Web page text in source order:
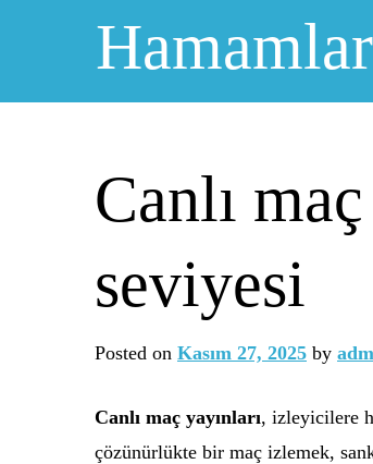
Hamamlar
Canlı
seviyesi
Posted on Kasım 27, 2025 by
Canlı maç yayınları, izleyicilere
çözünürlükte bir maç izlemek,